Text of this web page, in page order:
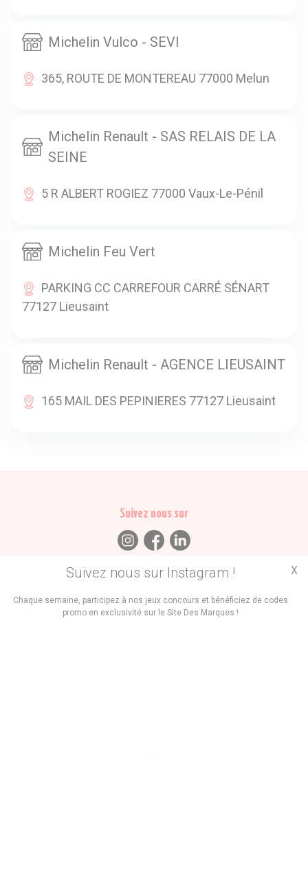
Michelin Vulco - SEVI
365, ROUTE DE MONTEREAU 77000 Melun
Michelin Renault - SAS RELAIS DE LA
SEINE
5 R ALBERT ROGIEZ 77000 Vaux-Le-Pénil
Michelin Feu Vert
PARKING CC CARREFOUR CARRÉ SÉNART
77127 Lieusaint
Michelin Renault - AGENCE LIEUSAINT
165 MAIL DES PEPINIERES 77127 Lieusaint
Suivez nous sur Instagram !
Chaque semaine, participez à nos jeux concours et bénéficiez de codes
promo en exclusivité sur le Site Des Marques !
X
Suivez nous sur
Trouvez des
Promos Marques Boutiques